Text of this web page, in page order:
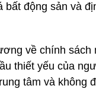
động sản và
về chính
thiết yếu của
tâm và không